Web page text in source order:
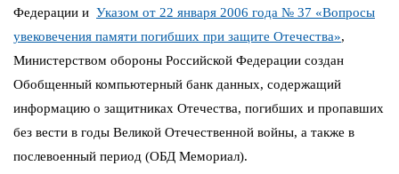
Федерации и Указом от 22 января 2006 года № 37 «Вопросы
увековечения памяти погибших при защите Отечества»,
Министерством обороны Российской Федерации создан
Обобщенный компьютерный банк данных, содержащий
информацию о защитниках Отечества, погибших и пропавших
без вести в годы Великой Отечественной войны, а также в
послевоенный период (ОБД Мемориал).